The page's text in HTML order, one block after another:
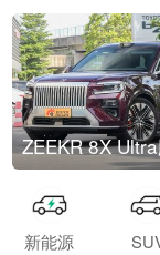
ZEEKR 8X
新能源